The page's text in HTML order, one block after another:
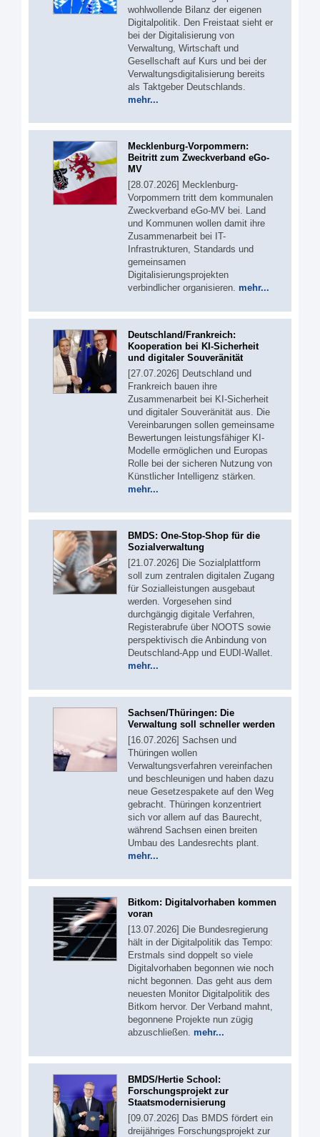
wohlwollende Bilanz der eigenen
Digitalpolitik. Den Freistaat sieht er
bei der Digitalisierung von
Verwaltung, Wirtschaft und
Gesellschaft auf Kurs und bei der
Verwaltungsdigitalisierung bereits
als Taktgeber Deutschlands.
mehr...
Mecklenburg-Vorpommern:
Beitritt zum Zweckverband eGo-
MV
[28.07.2026] Mecklenburg-
Vorpommern tritt dem kommunalen
Zweckverband eGo-MV bei. Land
und Kommunen wollen damit ihre
Zusammenarbeit bei IT-
Infrastrukturen, Standards und
gemeinsamen
Digitalisierungsprojekten
verbindlicher organisieren. mehr...
Deutschland/Frankreich:
Kooperation bei KI-Sicherheit
und digitaler Souveränität
[27.07.2026] Deutschland und
Frankreich bauen ihre
Zusammenarbeit bei KI-Sicherheit
und digitaler Souveränität aus. Die
Vereinbarungen sollen gemeinsame
Bewertungen leistungsfähiger KI-
Modelle ermöglichen und Europas
Rolle bei der sicheren Nutzung von
Künstlicher Intelligenz stärken.
mehr...
BMDS: One-Stop-Shop für die
Sozialverwaltung
[21.07.2026] Die Sozialplattform
soll zum zentralen digitalen Zugang
für Sozialleistungen ausgebaut
werden. Vorgesehen sind
durchgängig digitale Verfahren,
Registerabrufe über NOOTS sowie
perspektivisch die Anbindung von
Deutschland-App und EUDI-Wallet.
mehr...
Sachsen/Thüringen: Die
Verwaltung soll schneller werden
[16.07.2026] Sachsen und
Thüringen wollen
Verwaltungsverfahren vereinfachen
und beschleunigen und haben dazu
neue Gesetzespakete auf den Weg
gebracht. Thüringen konzentriert
sich vor allem auf das Baurecht,
während Sachsen einen breiten
Umbau des Landesrechts plant.
mehr...
Bitkom: Digitalvorhaben kommen
voran
[13.07.2026] Die Bundesregierung
hält in der Digitalpolitik das Tempo:
Erstmals sind doppelt so viele
Digitalvorhaben begonnen wie noch
nicht begonnen. Das geht aus dem
neuesten Monitor Digitalpolitik des
Bitkom hervor. Der Verband mahnt,
begonnene Projekte nun zügig
abzuschließen. mehr...
BMDS/Hertie School:
Forschungsprojekt zur
Staatsmodernisierung
[09.07.2026] Das BMDS fördert ein
dreijähriges Forschungsprojekt zur